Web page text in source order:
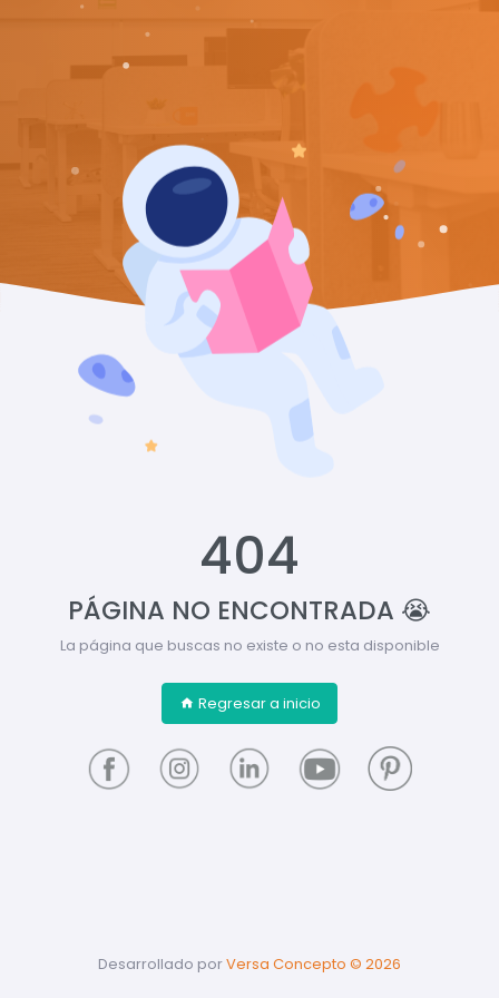
404
PÁGINA NO ENCONTRADA 😭
La página que buscas no existe o no esta disponible
Regresar a inicio
Desarrollado porVersa Concepto © 2026